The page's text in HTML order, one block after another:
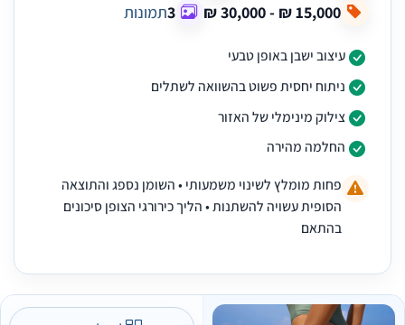
‏15,000 ₪ - ‏30,000 ₪
3 תמונות
עיצוב ישבן באופן טבעי
ניתוח יחסית פשוט בהשוואה לשתלים
צילוק מינימלי של האזור
החלמה מהירה
פחות מומלץ לשינוי משמעותי • השומן נספג והתוצאה
הסופית עשויה להשתנות • הליך כירורגי הצופן סיכונים
בהתאם